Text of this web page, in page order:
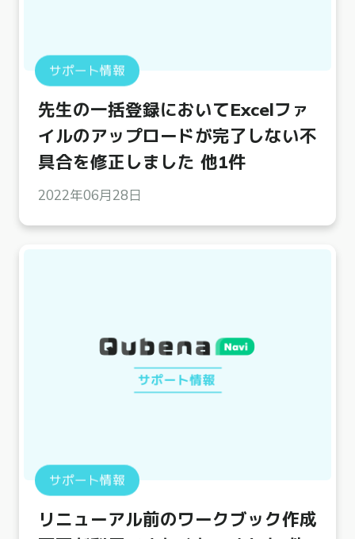
サポート情報
先生の一括登録においてExcelファ
イルのアップロードが完了しない不
具合を修正しました 他1件
2022年06月28日
サポート情報
リニューアル前のワークブック作成